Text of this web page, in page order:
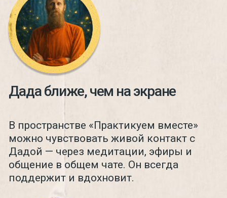
Коллективные
медитации
Динамическая и молчаливая
медитация с мантрой. Часовая
вашего удобства. Разные
исполнители ведут мантра-пение
Кто ведет?
Кто ведет?